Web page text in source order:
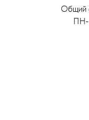
Общий
ПН-